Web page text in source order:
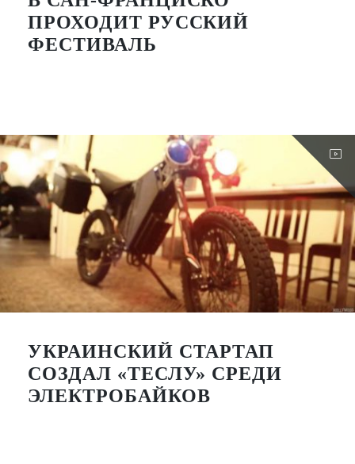
ПРОХОДИТ РУССКИЙ
ФЕСТИВАЛЬ
УКРАИНСКИЙ СТАРТАП
СОЗДАЛ «ТЕСЛУ» СРЕДИ
ЭЛЕКТРОБАЙКОВ